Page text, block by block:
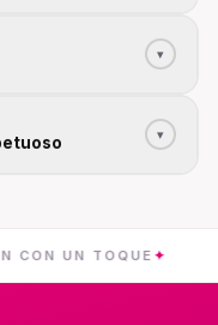
▾
▾
UN TOQUE✦